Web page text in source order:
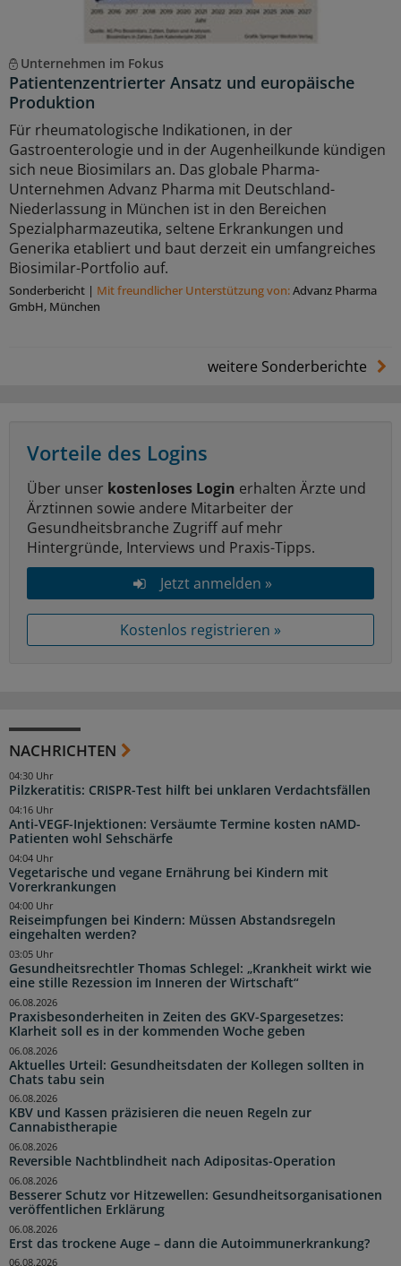
Unternehmen im Fokus
Patientenzentrierter Ansatz und europäische
Produktion
Für rheumatologische Indikationen, in der
Gastroenterologie und in der Augenheilkunde kündigen
sich neue Biosimilars an. Das globale Pharma-
Unternehmen Advanz Pharma mit Deutschland-
Niederlassung in München ist in den Bereichen
Spezialpharmazeutika, seltene Erkrankungen und
Generika etabliert und baut derzeit ein umfangreiches
Biosimilar-Portfolio auf.
Sonderbericht | Mit freundlicher Unterstützung von:Advanz Pharma
GmbH, München
weitere Sonderberichte
Vorteile des Logins
Über unser kostenloses Login erhalten Ärzte und
Ärztinnen sowie andere Mitarbeiter der
Gesundheitsbranche Zugriff auf mehr
Hintergründe, Interviews und Praxis-Tipps.
Jetzt anmelden »
Kostenlos registrieren »
NACHRICHTEN
Pilzkeratitis: CRISPR-Test hilft bei unklaren Verdachtsfällen
04:30 Uhr
Anti-VEGF-Injektionen: Versäumte Termine kosten nAMD-
Patienten wohl Sehschärfe
04:16 Uhr
Vegetarische und vegane Ernährung bei Kindern mit
Vorerkrankungen
04:04 Uhr
Reiseimpfungen bei Kindern: Müssen Abstandsregeln
eingehalten werden?
04:00 Uhr
Gesundheitsrechtler Thomas Schlegel: „Krankheit wirkt wie
eine stille Rezession im Inneren der Wirtschaft“
03:05 Uhr
Praxisbesonderheiten in Zeiten des GKV-Spargesetzes:
Klarheit soll es in der kommenden Woche geben
06.08.2026
Aktuelles Urteil: Gesundheitsdaten der Kollegen sollten in
Chats tabu sein
06.08.2026
KBV und Kassen präzisieren die neuen Regeln zur
Cannabistherapie
06.08.2026
Reversible Nachtblindheit nach Adipositas-Operation
06.08.2026
Besserer Schutz vor Hitzewellen: Gesundheitsorganisationen
veröffentlichen Erklärung
06.08.2026
Erst das trockene Auge – dann die Autoimmunerkrankung?
06.08.2026
06.08.2026